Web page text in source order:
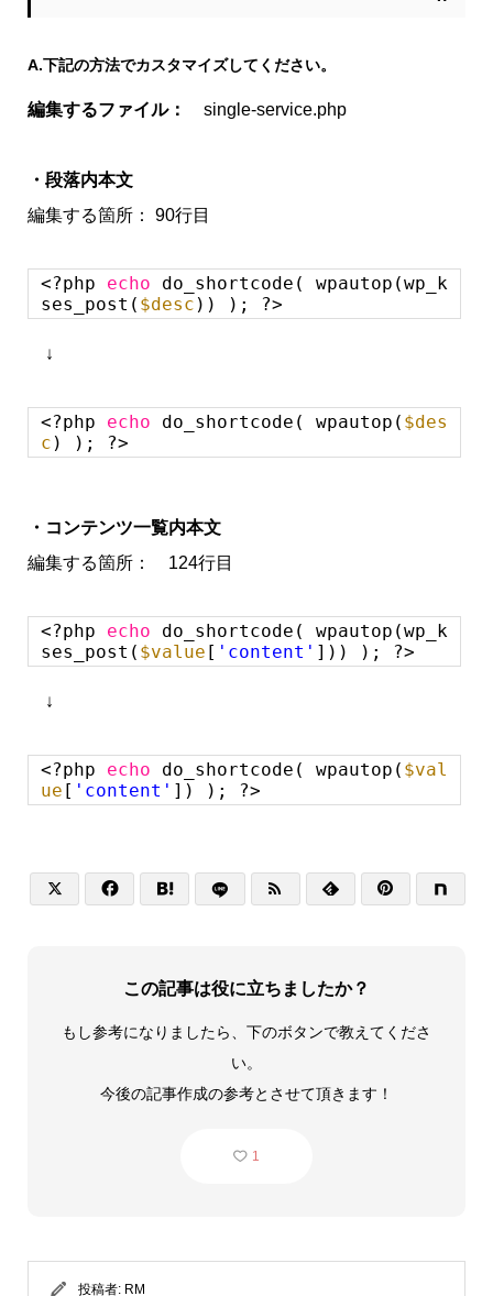
A.下記の方法でカスタマイズしてください。
編集するファイル： single-service.php
・段落内本文
編集する箇所： 90行目
<?php echo
do_shortcode( wpautop(wp_k
ses_post( $desc )) ); ?>
↓
<?php echo do_shortcode( wpautop( $des
c ) ); ?>
・コンテンツ一覧内本文
編集する箇所： 124行目
<?php echo
do_shortcode( wpautop(wp_k
ses_post( $value [ 'content' ])) ); ?>
↓
<?php echo do_shortcode( wpautop( $val
ue [ 'content' ]) ); ?>
     
この記事は役に立ちましたか？
もし参考になりましたら、下のボタンで教えてくださ
い。
今後の記事作成の参考とさせて頂きます！
1
投稿者: RM